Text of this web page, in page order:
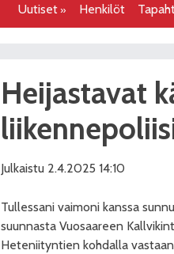
Uutiset Henkilöt
Heijastavat
Julkaistu 2.4.2025 14:10
Tullessani vaimoni kanssa
suunnasta Vuosaareen
Heteniityntien kohdalla